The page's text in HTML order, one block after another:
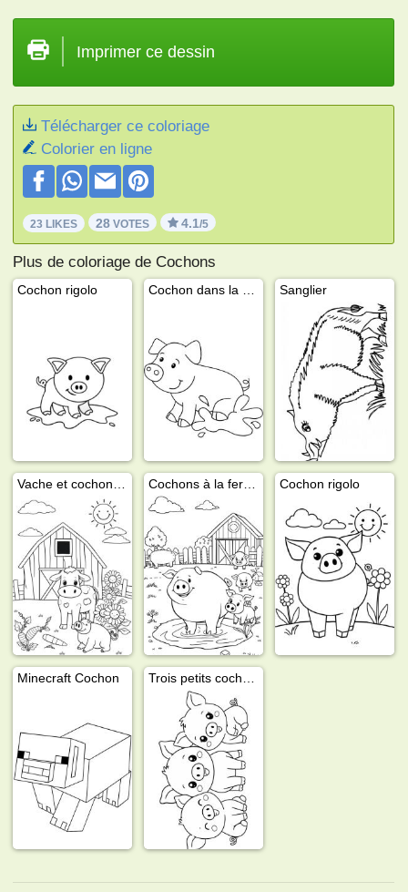
Imprimer ce dessin
Télécharger ce coloriage
Colorier en ligne
23 LIKES 28 VOTES 4.1/5
Plus de coloriage de Cochons
Cochon rigolo Sanglier
Cochon rigolo
Minecraft Cochon